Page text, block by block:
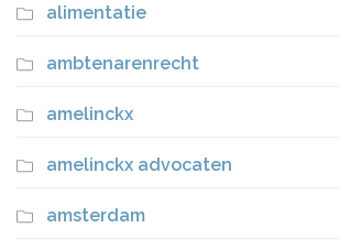
alimentatie
ambtenarenrecht
amelinckx
amelinckx advocaten
amsterdam